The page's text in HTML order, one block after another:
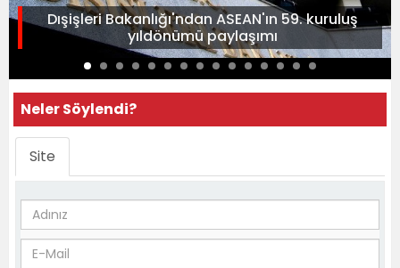
Dışişleri Bakanlığı'ndan ASEAN'ın 59. kuruluş
yıldönümü paylaşımı
Neler Söylendi?
Site